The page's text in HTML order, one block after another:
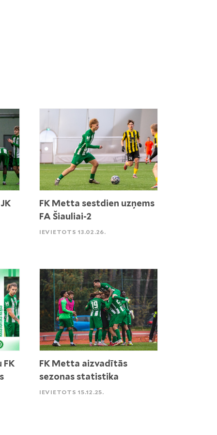
FK Metta sestdien uzņems
FA Šiauliai-2
IEVIETOTS 13.02.26.
FK
FK Metta aizvadītās
sezonas statistika
IEVIETOTS 15.12.25.